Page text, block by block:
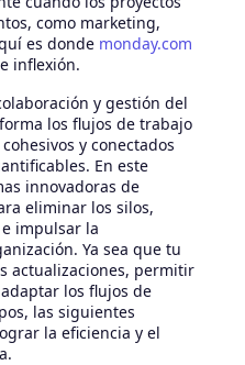
como marketing,
es donde monday.com
inflexión.
y gestión del
los flujos de trabajo
y conectados
En este
innovadoras de
eliminar los silos,
impulsar la
Ya sea que tu
actualizaciones, permitir
los flujos de
las siguientes
la eficiencia y el